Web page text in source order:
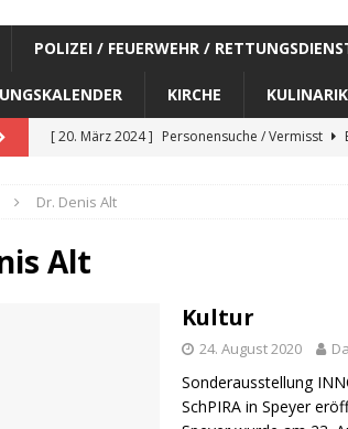
POLIZEI / FEUERWEHR /
KIRCHE KULINARIK
[ 20. März 2024 ] Personensuche / Vermisst
[ 17. März 2024 ]
[ 17. März 2024 ]
Personensuche / Vermisst
Personensuche / Vermisst
Aktuelle Warnmeldung der
Dr. Denis Alt
Alt
Kultur
24. August 2020
Sonderausstellung
SchPIRA in Speyer